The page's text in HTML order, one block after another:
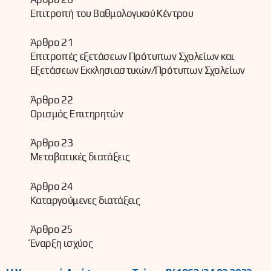
Επιτροπή του Βαθμολογικού Κέντρου
Άρθρο 21
Επιτροπές εξετάσεων Πρότυπων Σχολείων και
Εξετάσεων Εκκλησιαστικών/Πρότυπων Σχολείων
Άρθρο 22
Ορισμός Επιτηρητών
Άρθρο 23
Μεταβατικές διατάξεις
Άρθρο 24
Καταργούμενες διατάξεις
Άρθρο 25
Έναρξη ισχύος